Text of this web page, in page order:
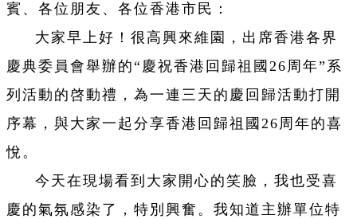
賓、各位朋友、各位香港市民：
大家早上好！很高興來維園，出席香港各界
慶典委員會舉辦的“慶祝香港回歸祖國26周年”系
列活動的啓動禮，為一連三天的慶回歸活動打開
序幕，與大家一起分享香港回歸祖國26周年的喜
悅。
今天在現場看到大家開心的笑臉，我也受喜
慶的氣氛感染了，特別興奮。我知道主辦單位特